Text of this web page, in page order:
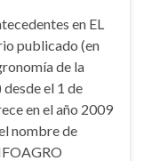
en EL
publicado (en
de la
el 1 de
en el año 2009
nombre de